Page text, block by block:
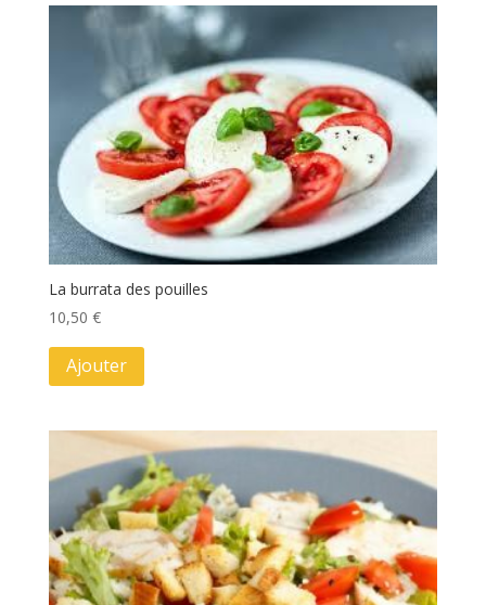
La burrata des pouilles
10,50 €
Ajouter